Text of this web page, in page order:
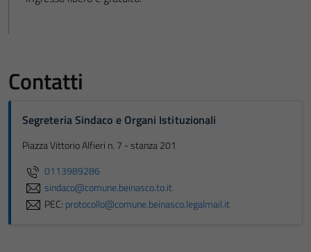
Contatti
Segreteria Sindaco e Organi Istituzionali
Piazza Vittorio Alfieri n. 7 - stanza 201
0113989286
sindaco@comune.beinasco.to.it
PEC: protocollo@comune.beinasco.legalmail.it